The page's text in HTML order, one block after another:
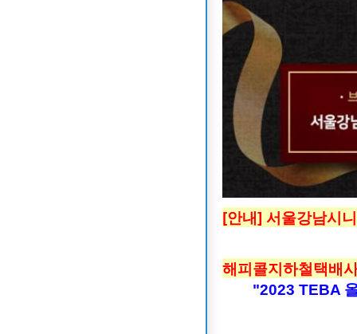
[안내] 서울강남시
해피콜지하철택배
"2023 TEBA